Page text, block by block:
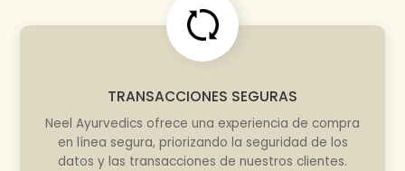
TRANSACCIONES SEGURAS
Neel Ayurvedics ofrece una experiencia de compra
en línea segura, priorizando la seguridad de los
datos y las transacciones de nuestros clientes.